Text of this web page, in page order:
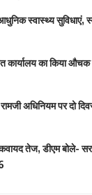
स्वास्थ्य सुविधाएं,
कार्यालय का किया औचक
अधिनियम पर दो
तेज, डीएम बोले-